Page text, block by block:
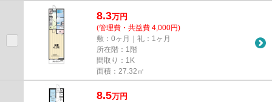
8.3万円
(管理費・共益費 4,000円)
敷：0ヶ月｜礼：1ヶ月
所在階：1階
間取り：1K
面積：27.32㎡
8.5万円